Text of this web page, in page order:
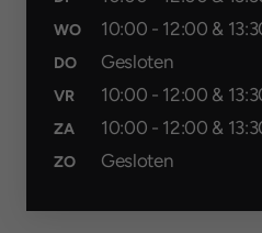
WO 10:00 - 12:00 &
DO Gesloten
VR 10:00 - 12:00 &
ZA 10:00 - 12:00 &
ZO Gesloten